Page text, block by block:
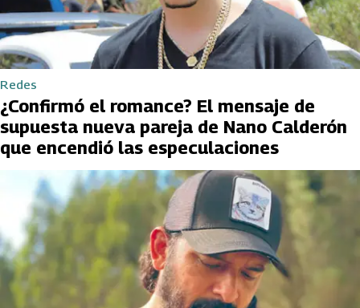
Redes
¿Confirmó el romance? El mensaje de
supuesta nueva pareja de Nano Calderón
que encendió las especulaciones